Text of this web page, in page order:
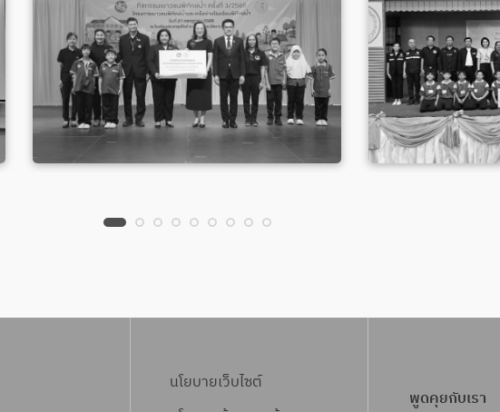
นโยบายเว็บไซต์
พูดคุยกับเรา